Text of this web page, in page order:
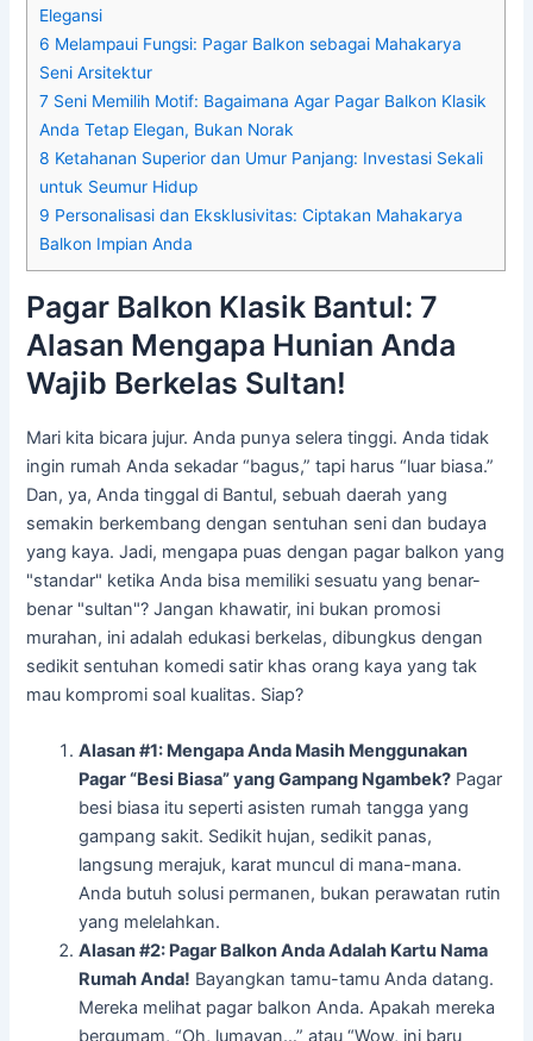
Elegansi
6 Melampaui Fungsi: Pagar Balkon sebagai Mahakarya
Seni Arsitektur
7 Seni Memilih Motif: Bagaimana Agar Pagar Balkon Klasik
Anda Tetap Elegan, Bukan Norak
8 Ketahanan Superior dan Umur Panjang: Investasi Sekali
untuk Seumur Hidup
9 Personalisasi dan Eksklusivitas: Ciptakan Mahakarya
Balkon Impian Anda
Pagar Balkon Klasik Bantul: 7
Alasan Mengapa Hunian Anda
Wajib Berkelas Sultan!
Mari kita bicara jujur. Anda punya selera tinggi. Anda tidak
ingin rumah Anda sekadar “bagus,” tapi harus “luar biasa.”
Dan, ya, Anda tinggal di Bantul, sebuah daerah yang
semakin berkembang dengan sentuhan seni dan budaya
yang kaya. Jadi, mengapa puas dengan pagar balkon yang
"standar" ketika Anda bisa memiliki sesuatu yang benar-
benar "sultan"? Jangan khawatir, ini bukan promosi
murahan, ini adalah edukasi berkelas, dibungkus dengan
sedikit sentuhan komedi satir khas orang kaya yang tak
mau kompromi soal kualitas. Siap?
Alasan #1: Mengapa Anda Masih Menggunakan
Pagar “Besi Biasa” yang Gampang Ngambek? Pagar
besi biasa itu seperti asisten rumah tangga yang
gampang sakit. Sedikit hujan, sedikit panas,
langsung merajuk, karat muncul di mana-mana.
Anda butuh solusi permanen, bukan perawatan rutin
yang melelahkan.
Alasan #2: Pagar Balkon Anda Adalah Kartu Nama
Rumah Anda! Bayangkan tamu-tamu Anda datang.
Mereka melihat pagar balkon Anda. Apakah mereka
bergumam, “Oh, lumayan…” atau “Wow, ini baru